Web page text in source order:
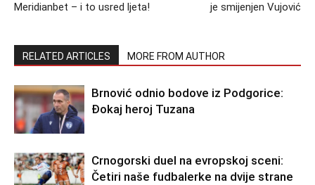
Meridianbet – i to usred ljeta!
je smijenjen Vujović
RELATED ARTICLES MORE FROM AUTHOR
Brnović odnio bodove iz Podgorice:
Đokaj heroj Tuzana
Crnogorski duel na evropskoj sceni:
Četiri naše fudbalerke na dvije strane